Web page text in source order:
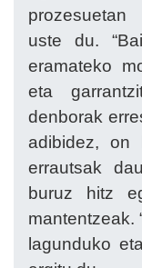
uste du.
eramateko
eta
denborak
adibidez, on
errautsak
buruz hitz
mantentzeak.
lagunduko